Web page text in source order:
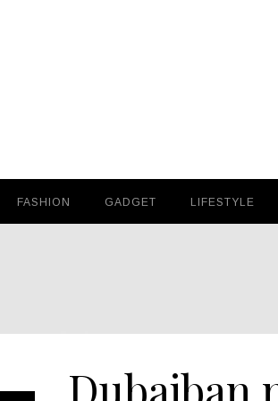
FASHION
FASHION GADGET
GADGET LIFESTYLE
LIFESTYLE
Dubajban